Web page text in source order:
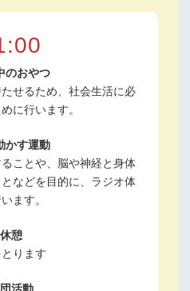
のおやつ
せるため、社会生活に必
に行います。
かす運動
ことや、脳や神経と身体
などを目的に、ラジオ体
ます。
休憩
ります
活動